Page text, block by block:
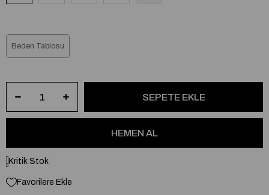
Beden Tablosu
Kritik Stok
Favorilere Ekle